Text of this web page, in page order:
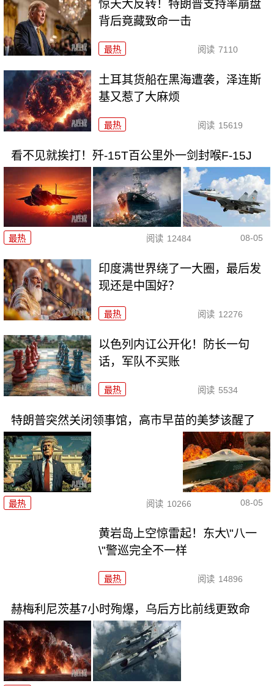
惊天大反转！特朗普支持率崩盘
背后竟藏致命一击
最热 阅读 7110
土耳其货船在黑海遭袭，泽连斯
基又惹了大麻烦
最热 阅读 15619
看不见就挨打！歼-15T百公里外一剑封喉F-15J
最热 阅读 12484 08-05
印度满世界绕了一大圈，最后发
现还是中国好？
最热 阅读 12276
以色列内讧公开化！防长一句
话，军队不买账
最热 阅读 5534
特朗普突然关闭领事馆，高市早苗的美梦该醒了
最热 阅读 10266 08-05
黄岩岛上空惊雷起！东大\"八一
\"警巡完全不一样
最热 阅读 14896
赫梅利尼茨基7小时殉爆，乌后方比前线更致命